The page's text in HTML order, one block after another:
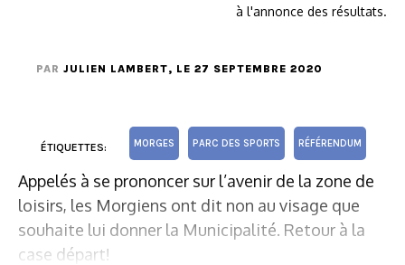
à l'annonce des résultats.
PAR JULIEN LAMBERT, LE 27 SEPTEMBRE 2020
ÉTIQUETTES: MORGES PARC DES SPORTS RÉFÉRENDUM
Appelés à se prononcer sur l’avenir de la zone de
loisirs, les Morgiens ont dit non au visage que
souhaite lui donner la Municipalité. Retour à la
case départ!